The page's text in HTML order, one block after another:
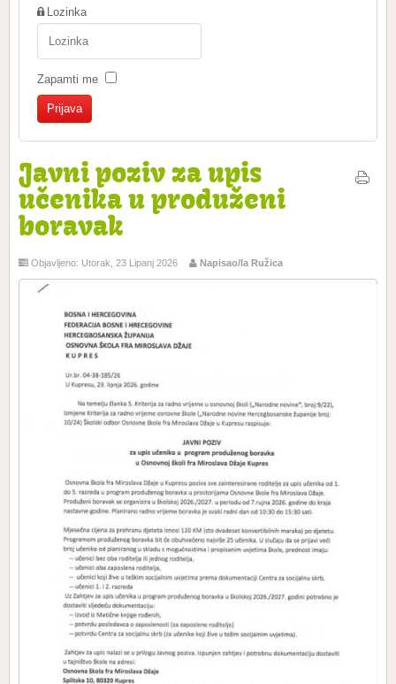
Lozinka
Zapamti me
Javni poziv za upis
učenika u produženi
boravak
Objavljeno: Utorak, 23 Lipanj 2026 Napisao/la Ružica